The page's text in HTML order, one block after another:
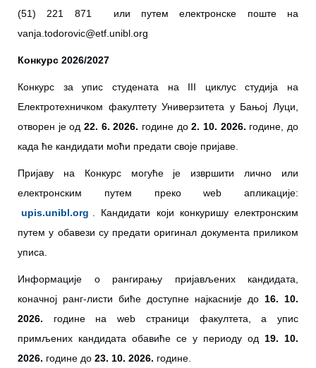
(51) 221 871 или путем електронске поште на
vanja.todorovic@etf.unibl.org
Конкурс 2026/2027
Конкурс за упис студената на III циклус студија на
Електротехничком факултету Универзитета у Бањој Луци,
отворен је од 22. 6. 2026. године до2. 10. 2026. године, до
када ће кандидати моћи предати своје пријаве.
Пријаву на Конкурс могуће je извршити лично или
електронским путем преко web апликације:
upis.unibl.org
. Кандидати који конкуришу електронским
путем у обавези су предати оригинал документа приликом
уписа.
Информације о рангирању пријављених кандидата,
коначној ранг-листи биће доступне најкасније до 16. 10.
2026. године на web страници факултета, а упис
примљених кандидата обавиће се у периоду од 19. 10.
2026. године до 23. 10. 2026. године.